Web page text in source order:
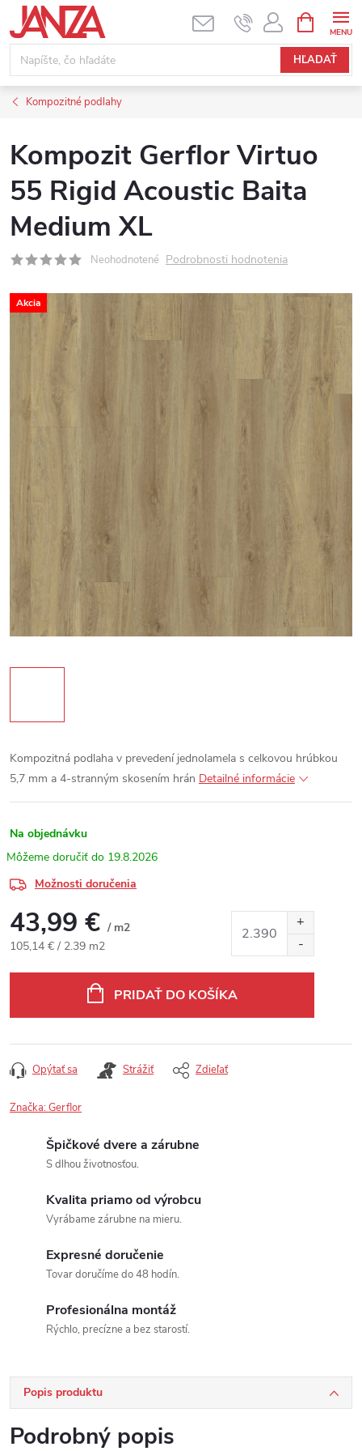
Prejsť na obsah
HĽADAŤ
Kompozitné podlahy
Kompozit Gerflor Virtuo
55 Rigid Acoustic Baita
Medium XL
Neohodnotené Podrobnosti hodnotenia
Akcia
Kompozitná podlaha v prevedení jednolamela s celkovou hrúbkou
5,7 mm a 4-stranným skosením hrán Detailné informácie
Na objednávku
19.8.2026
Možnosti doručenia
43,99 € / m2
Jednotková cena:
105,14 € / 2.39 m2
PRIDAŤ DO KOŠÍKA
Opýtať sa Strážiť Zdieľať
Značka:Gerflor
Špičkové dvere a zárubne
S dlhou životnosťou.
Kvalita priamo od výrobcu
Vyrábame zárubne na mieru.
Expresné doručenie
Tovar doručíme do 48 hodín.
Profesionálna montáž
Rýchlo, precízne a bez starostí.
Popis produktu
Podrobný popis